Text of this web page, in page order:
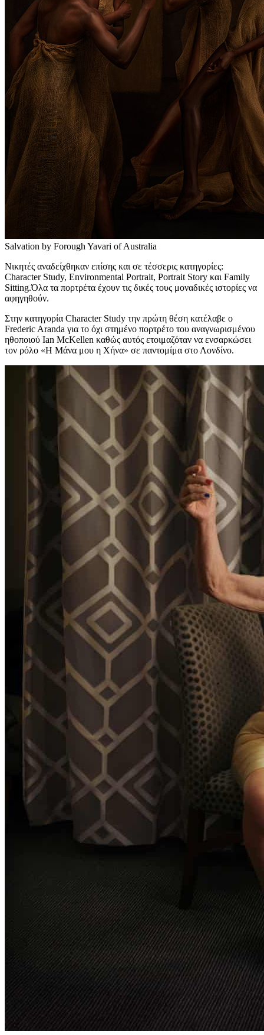
Salvation by Forough Yavari of Australia
Νικητές αναδείχθηκαν επίσης και σε τέσσερις κατηγορίες:
Character Study, Environmental Portrait, Portrait Story και Family
Sitting.Όλα τα πορτρέτα έχουν τις δικές τους μοναδικές ιστορίες να
αφηγηθούν.
Στην κατηγορία Character Study την πρώτη θέση κατέλαβε ο
Frederic Aranda για το όχι στημένο πορτρέτο του αναγνωρισμένου
ηθοποιού Ian McKellen καθώς αυτός ετοιμαζόταν να ενσαρκώσει
τον ρόλο «Η Μάνα μου η Χήνα» σε παντομίμα στο Λονδίνο.